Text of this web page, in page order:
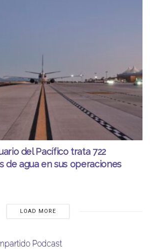
del Pacífico trata 722
de agua en sus operaciones
LOAD MORE
Podcast